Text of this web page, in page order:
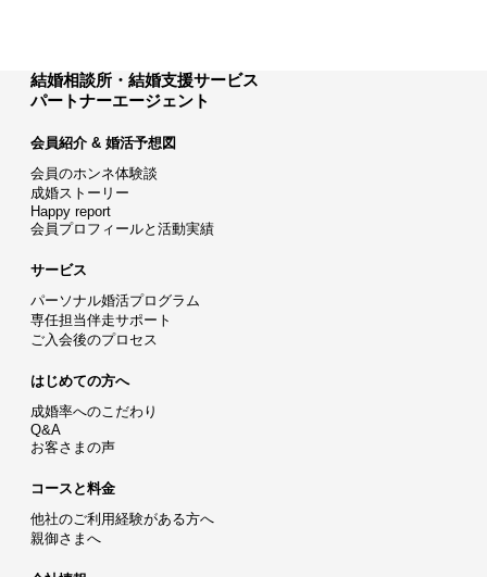
結婚相談所・結婚支援サービス
パートナーエージェント
会員紹介 & 婚活予想図
会員のホンネ体験談
成婚ストーリー
Happy report
会員プロフィールと活動実績
サービス
パーソナル婚活プログラム
専任担当伴走サポート
ご入会後のプロセス
はじめての方へ
成婚率へのこだわり
Q&A
お客さまの声
コースと料金
他社のご利用経験がある方へ
親御さまへ